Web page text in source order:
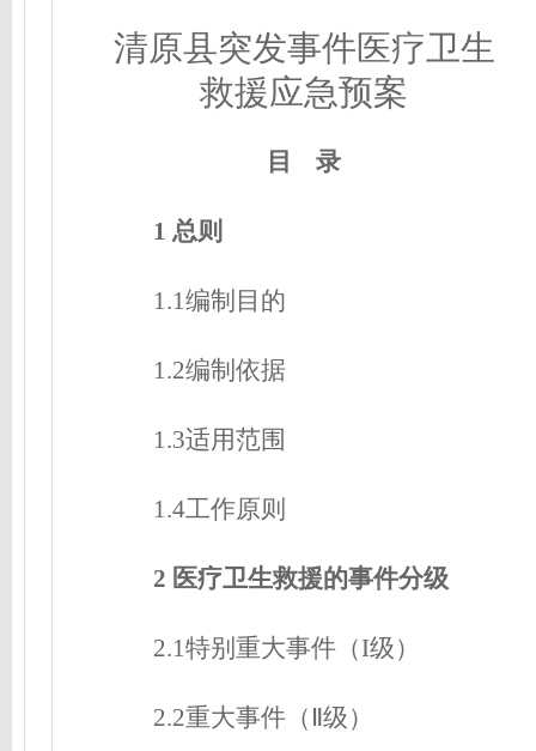
清原县突发事件医疗卫生
救援应急预案
目 录
1 总则
1.1编制目的
1.2编制依据
1.3适用范围
1.4工作原则
2 医疗卫生救援的事件分级
2.1特别重大事件（I级）
2.2重大事件（Ⅱ级）